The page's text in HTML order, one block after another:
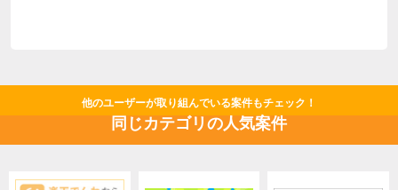
他のユーザーが取り組んでいる案件もチェック！
同じカテゴリの人気案件